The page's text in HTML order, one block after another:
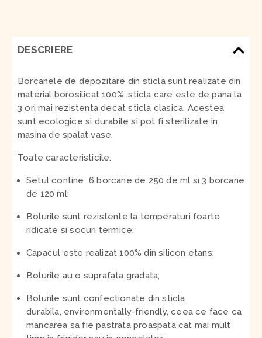
DESCRIERE
Borcanele de depozitare din sticla sunt realizate din
material borosilicat 100%, sticla care este de pana la
3 ori mai rezistenta decat sticla clasica. Acestea
sunt ecologice si durabile si pot fi sterilizate in
masina de spalat vase.
Toate caracteristicile:
Setul contine 6 borcane de 250 de ml si 3 borcane
de 120 ml;
Bolurile sunt rezistente la temperaturi foarte
ridicate si socuri termice;
Capacul este realizat 100% din silicon etans;
Bolurile au o suprafata gradata;
Bolurile sunt confectionate din sticla
durabila, environmentally-friendly, ceea ce face ca
mancarea sa fie pastrata proaspata cat mai mult